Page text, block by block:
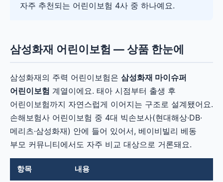
자주 추천되는 어린이보험 4사 중 하나예요.
삼성화재 어린이보험 — 상품 한눈에
삼성화재의 주력 어린이보험은 삼성화재 마이슈퍼
어린이보험 계열이에요. 태아 시점부터 출생 후
어린이보험까지 자연스럽게 이어지는 구조로 설계됐어요.
손해보험사 어린이보험 중 4대 빅손보사(현대해상·DB·
메리츠·삼성화재) 안에 들어 있어서, 베이비빌리 베동
부모 커뮤니티에서도 자주 비교 대상으로 거론돼요.
항목 내용